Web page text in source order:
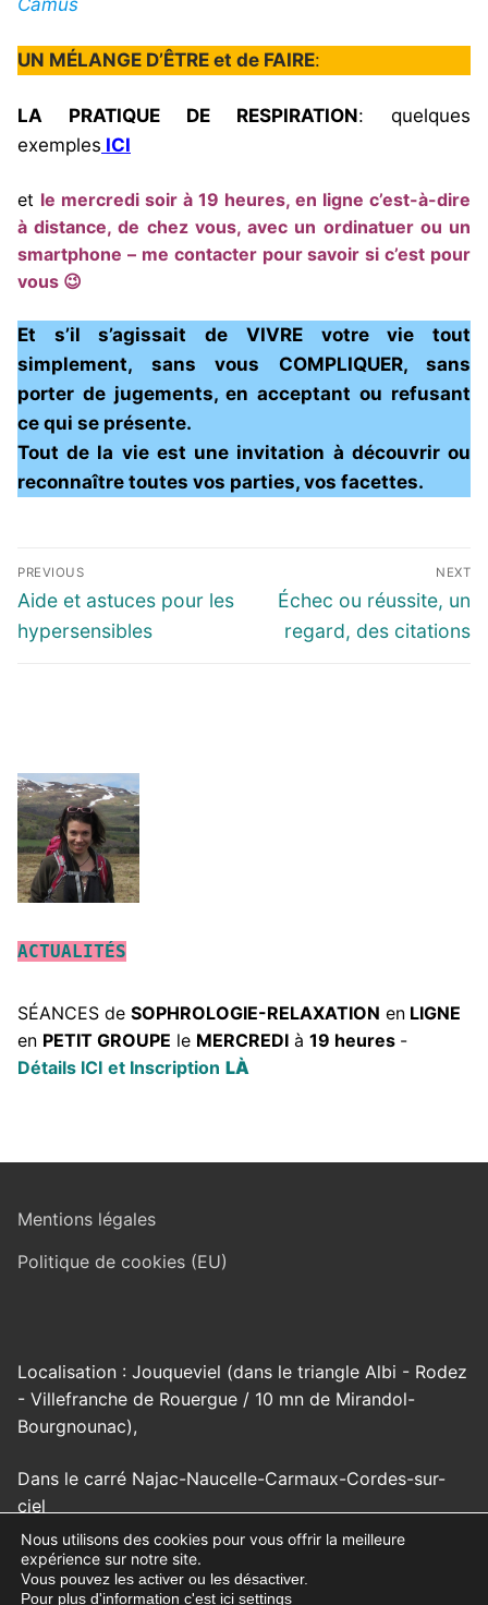
UN MÉLANGE D’ÊTRE et de FAIRE:
LA PRATIQUE DE RESPIRATION: quelques
exemples ICI
et le mercredi soir à 19 heures, en ligne c’est-à-dire
à distance, de chez vous, avec un ordinatuer ou un
smartphone – me contacter pour savoir si c’est pour
vous 😉
Et s’il s’agissait de VIVRE votre vie tout
simplement, sans vous COMPLIQUER, sans
porter de jugements, en acceptant ou refusant
ce qui se présente.
Tout de la vie est une invitation à découvrir ou
reconnaître toutes vos parties, vos facettes.
Navigation
de
l’article
PREVIOUS
Previous
post:
Aide et astuces pour les
hypersensibles
NEXT
Next
post:
Échec ou réussite, un
regard, des citations
ACTUALITÉS
SÉANCES de SOPHROLOGIE-RELAXATION en LIGNE
en PETIT GROUPE le MERCREDI à 19 heures -
Détails ICI et Inscription LÀ
Mentions légales
Politique de cookies (EU)
Localisation : Jouqueviel (dans le triangle Albi - Rodez
- Villefranche de Rouergue / 10 mn de Mirandol-
Bourgnounac),
Dans le carré Najac-Naucelle-Carmaux-Cordes-sur-
ciel
Nous utilisons des cookies pour vous offrir la meilleure
expérience sur notre site.
Vous pouvez les activer ou les désactiver.
Pour plus d'information c'est ici settings